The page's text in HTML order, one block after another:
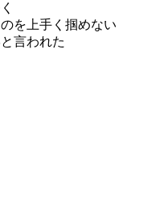
を上手く掴めない
言われた